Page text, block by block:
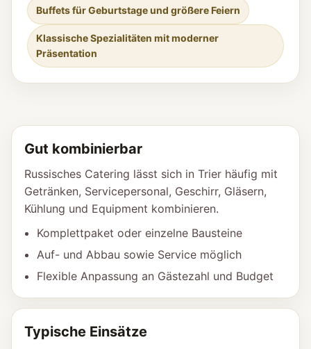
Buffets für Geburtstage und größere Feiern
Klassische Spezialitäten mit moderner
Präsentation
Gut kombinierbar
Russisches Catering lässt sich in Trier häufig mit
Getränken, Servicepersonal, Geschirr, Gläsern,
Kühlung und Equipment kombinieren.
Komplettpaket oder einzelne Bausteine
Auf- und Abbau sowie Service möglich
Flexible Anpassung an Gästezahl und Budget
Typische Einsätze